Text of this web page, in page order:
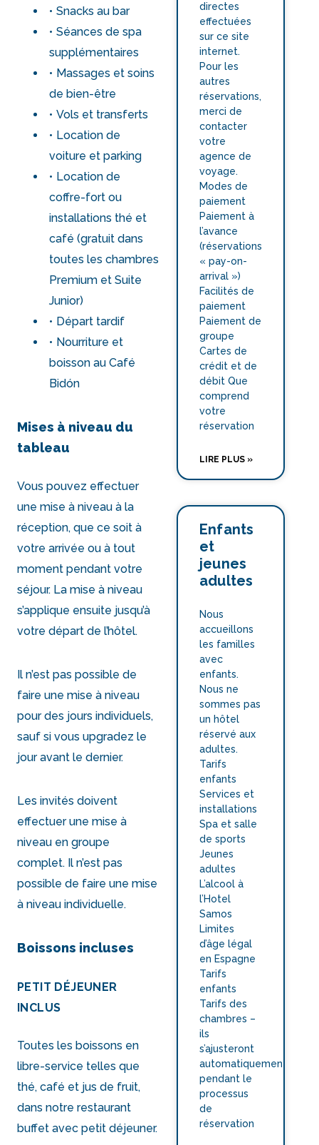
Snacks au bar
Séances de spa
supplémentaires
Massages et soins
de bien-être
Vols et transferts
Location de
voiture et parking
Location de
coffre-fort ou
installations thé et
café (gratuit dans
toutes les chambres
Premium et Suite
Junior)
Départ tardif
Nourriture et
boisson auCafé
Bidón
Mises à niveau du
tableau
Vous pouvez effectuer
une mise à niveau à la
réception, que ce soit à
votre arrivée ou à tout
moment pendant votre
séjour. La mise à niveau
s’applique ensuite jusqu’à
votre départ de l’hôtel.
Il n’est pas possible de
faire une mise à niveau
pour des jours individuels,
sauf si vous upgradez le
jour avant le dernier.
Les invités doivent
effectuer une mise à
niveau en groupe
complet. Il n’est pas
possible de faire une mise
à niveau individuelle.
Boissons incluses
PETIT DÉJEUNER
INCLUS
Toutes les boissons en
libre-service telles que
thé, café et jus de fruit,
dans notre restaurant
buffet avec petit déjeuner.
directes
effectuées
sur ce site
internet.
Pour les
autres
réservations,
merci de
contacter
votre
agence de
voyage.
Modes de
paiement
Paiement à
l’avance
(réservations
« pay-on-
arrival »)
Facilités de
paiement
Paiement de
groupe
Cartes de
crédit et de
débit Que
comprend
votre
réservation
LIRE PLUS »
Enfants
et
jeunes
adultes
Nous
accueillons
les familles
avec
enfants.
Nous ne
sommes pas
un hôtel
réservé aux
adultes.
Tarifs
enfants
Services et
installations
Spa et salle
de sports
Jeunes
adultes
L’alcool à
l’Hotel
Samos
Limites
d’âge légal
en Espagne
Tarifs
enfants
Tarifs des
chambres –
ils
s’ajusteront
automatiquement
pendant le
processus
de
réservation